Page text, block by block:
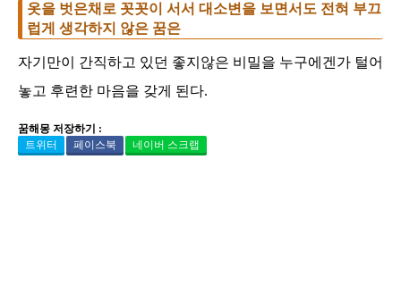
옷을 벗은채로 꼿꼿이 서서 대소변을 보면서도 전혀 부끄
럽게 생각하지 않은 꿈은
자기만이 간직하고 있던 좋지않은 비밀을 누구에겐가 털어
놓고 후련한 마음을 갖게 된다.
꿈해몽 저장하기 :
트위터
페이스북 네이버 스크랩